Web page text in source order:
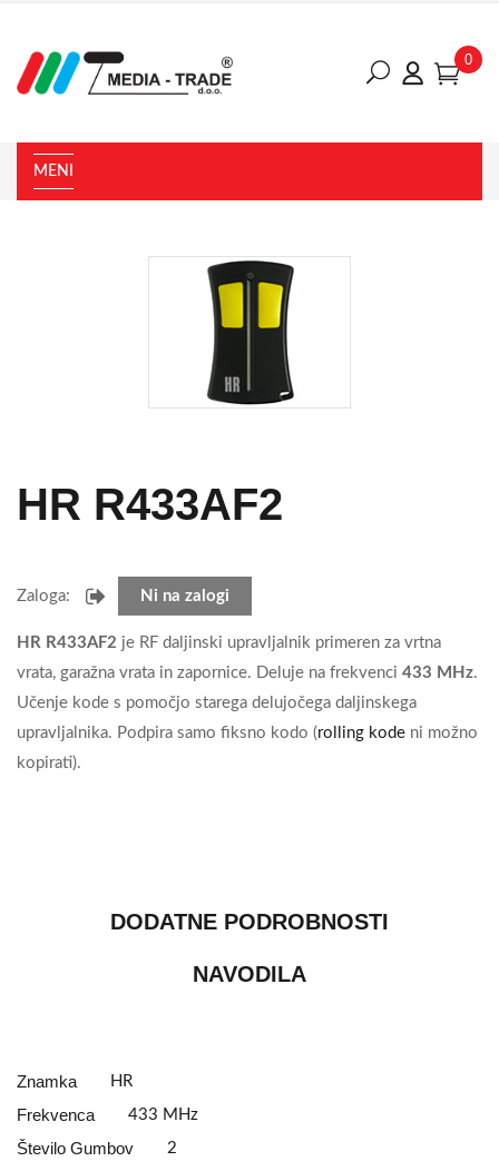
0
MENI
HR R433AF2
Zaloga: Ni na zalogi
HR R433AF2 je RF daljinski upravljalnik primeren za vrtna
vrata, garažna vrata in zapornice. Deluje na frekvenci 433 MHz.
Učenje kode s pomočjo starega delujočega daljinskega
upravljalnika. Podpira samo fiksno kodo (rolling kode ni možno
kopirati).
DODATNE PODROBNOSTI
NAVODILA
Znamka HR
Frekvenca 433 MHz
Število Gumbov 2